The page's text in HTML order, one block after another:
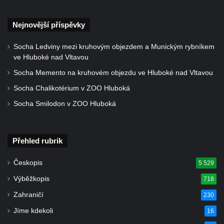
ZOO Dresden
Hrobčicích
Hrobčic
Socha svatého Antonína poustevníka v
Mirošovicích
Socha vodníka u požární nádrže v
Nejnovější příspěvky
Socha Ledviny mezi kruhovým objezdem a Munickým rybníkem
ve Hluboké nad Vltavou
Socha Memento na kruhovém objezdu ve Hluboké nad Vltavou
Socha Chalikotérium v ZOO Hluboká
Socha Smilodon v ZOO Hluboká
Přehled rubrik
Českopis 5 529
Výběžkopis 718
Zahraničí 230
Jíme kdekoli 16